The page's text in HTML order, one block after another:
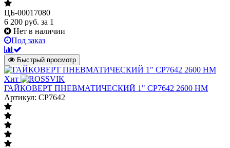
ЦБ-00017080
6 200 руб. за 1
Нет в наличии
Под заказ
Быстрый просмотр
Хит
ГАЙКОВЕРТ ПНЕВМАТИЧЕСКИЙ 1" CP7642 2600 НМ
Артикул: CP7642